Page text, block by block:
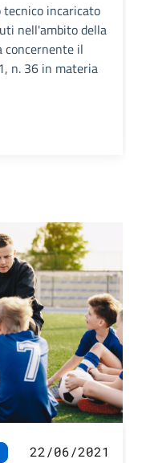
incaricato
nell'ambito della
concernente il
n. 36 in materia
22/06/2021